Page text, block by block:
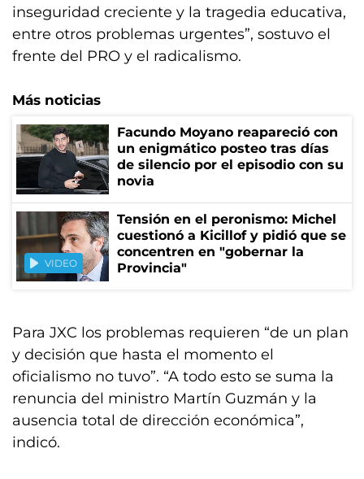
inseguridad creciente y la tragedia educativa,
entre otros problemas urgentes”, sostuvo el
frente del PRO y el radicalismo.
Más noticias
Facundo Moyano reapareció con
un enigmático posteo tras días
de silencio por el episodio con su
novia
VIDEO
Tensión en el peronismo: Michel
cuestionó a Kicillof y pidió que se
concentren en "gobernar la
Provincia"
Para JXC los problemas requieren “de un plan
y decisión que hasta el momento el
oficialismo no tuvo”. “A todo esto se suma la
renuncia del ministro Martín Guzmán y la
ausencia total de dirección económica”,
indicó.